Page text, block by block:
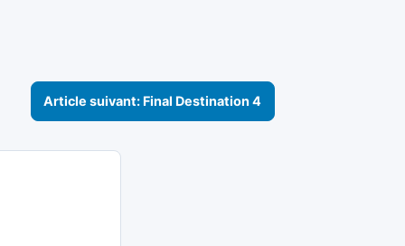
Article suivant: Final Destination 4